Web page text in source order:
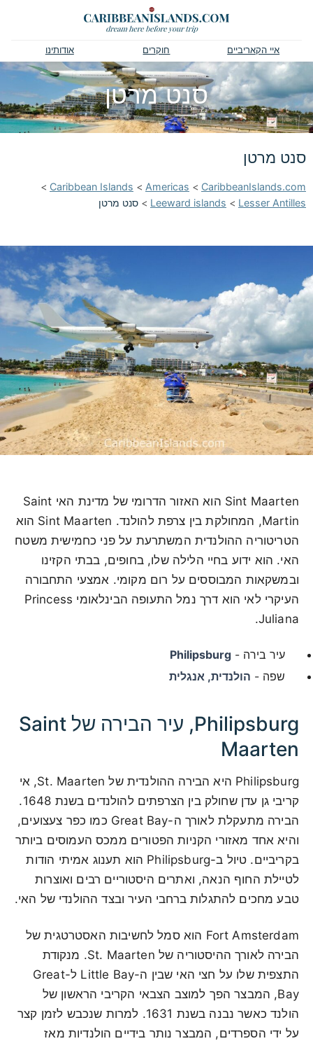
איי הקאריביים חוקרים אודותינו
סנט מרטן
סנט מרטן
CaribbeanIslands.com
>
Americas
>
Caribbean Islands
>
Lesser Antilles
>
Leeward islands
> סנט מרטן
Sint Maarten הוא האזור הדרומי של מדינת האי Saint
Martin, המחולקת בין צרפת להולנד. Sint Maarten הוא
הטריטוריה ההולנדית המשתרעת על פני כחמישית משטח
האי. הוא ידוע בחיי הלילה שלו, בחופים, בבתי הקזינו
ובמשקאות המבוססים על רום מקומי. אמצעי התחבורה
העיקרי לאי הוא דרך נמל התעופה הבינלאומי Princess
Juliana.
עיר בירה - Philipsburg
שפה - הולנדית, אנגלית
Philipsburg, עיר הבירה של Saint
Maarten
Philipsburg היא הבירה ההולנדית של St. Maarten, אי
קריבי גן עדן שחולק בין הצרפתים להולנדים בשנת 1648.
הבירה מתעקלת לאורך ה-Great Bay כמו כפר צעצועים,
והיא אחד מאזורי הקניות הפטורים ממכס העמוסים ביותר
בקריביים. טיול ב-Philipsburg הוא תענוג אמיתי הודות
לטיילת החוף הנאה, ואתרים היסטוריים רבים ואוצרות
טבע מחכים להתגלות ברחבי העיר ובצד ההולנדי של האי.
Fort Amsterdam הוא סמל לחשיבות האסטרטגית של
הבירה לאורך ההיסטוריה של St. Maarten. מנקודת
התצפית שלו על חצי האי שבין ה-Little Bay ל-Great
Bay, המבצר הפך למוצב הצבאי הקריבי הראשון של
הולנד כאשר נבנה בשנת 1631. למרות שנכבש לזמן קצר
על ידי הספרדים, המבצר נותר בידיים הולנדיות מאז